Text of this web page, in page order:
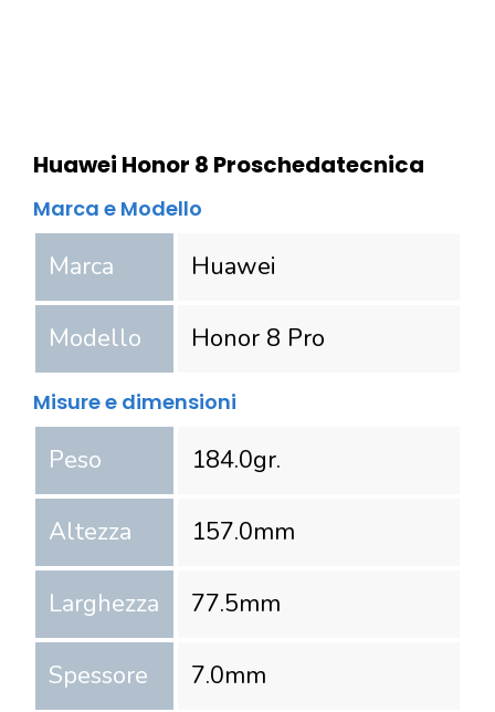
Huawei Honor 8 Proschedatecnica
Marca e Modello
Marca Huawei
Modello Honor 8 Pro
Misure e dimensioni
Peso 184.0gr.
Altezza 157.0mm
Larghezza 77.5mm
Spessore 7.0mm